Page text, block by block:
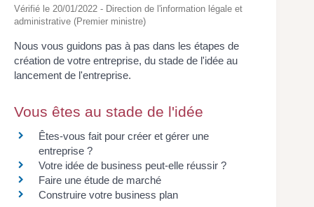
Vérifié le 20/01/2022 - Direction de l'information légale et
administrative (Premier ministre)
Nous vous guidons pas à pas dans les étapes de
création de votre entreprise, du stade de l'idée au
lancement de l'entreprise.
Vous êtes au stade de l'idée
Êtes-vous fait pour créer et gérer une
entreprise ?
Votre idée de business peut-elle réussir ?
Faire une étude de marché
Construire votre business plan